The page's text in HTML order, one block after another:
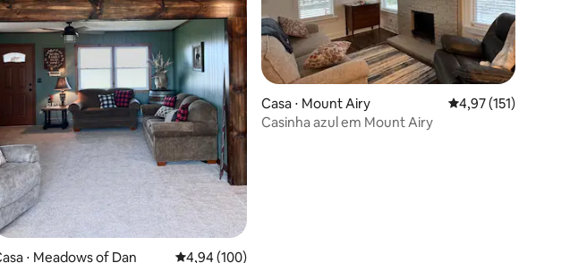
média de 5, 133 avaliações
⋅ Meadows of Dan 4,94 de uma avaliação média de 5, 100 avaliações
4,94 (100)
Casa ⋅ Mount Airy 4,97 de uma avaliação
4,97 (151)
Casinha azul em Mount Airy